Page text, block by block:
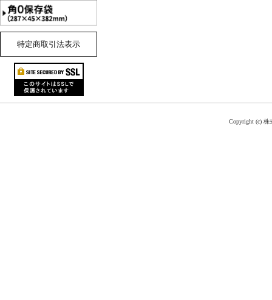
特定商取引法表示
Copyright (c)